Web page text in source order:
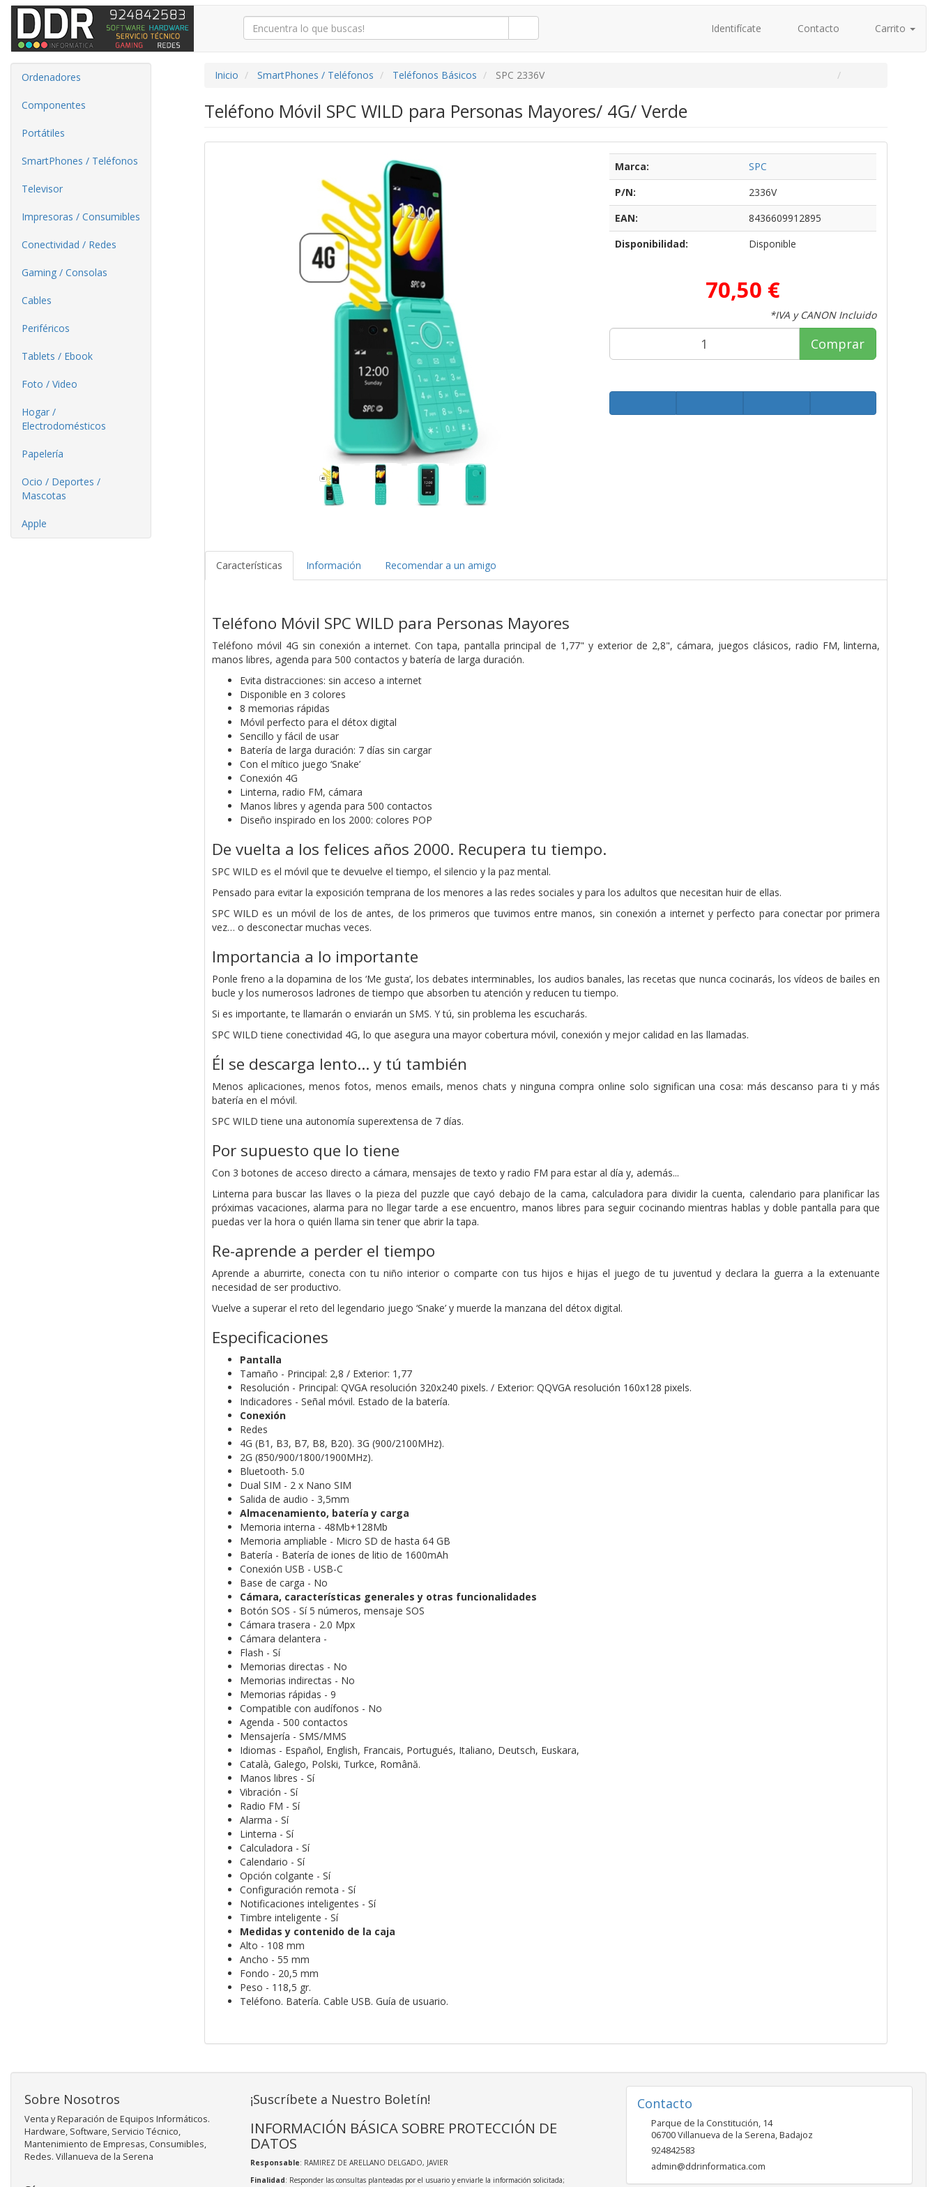
Identifícate Contacto Carrito
Ordenadores
Componentes
Portátiles
SmartPhones / Teléfonos
Televisor
Impresoras / Consumibles
Conectividad / Redes
Gaming / Consolas
Cables
Periféricos
Tablets / Ebook
Foto / Video
Hogar /
Electrodomésticos
Papelería
Ocio / Deportes /
Mascotas
Apple
Inicio SmartPhones / Teléfonos Teléfonos Básicos SPC 2336V
Teléfono Móvil SPC WILD para Personas Mayores/ 4G/ Verde
Marca:
SPC
P/N:
2336V
EAN:
8436609912895
Disponibilidad:
Disponible
70,50 €
*IVA y CANON Incluido
Comprar
Características Información Recomendar a un amigo
Teléfono Móvil SPC WILD para Personas Mayores
Teléfono móvil 4G sin conexión a internet. Con tapa, pantalla principal de 1,77" y exterior de 2,8", cámara, juegos clásicos, radio FM, linterna,
manos libres, agenda para 500 contactos y batería de larga duración.
Evita distracciones: sin acceso a internet
Disponible en 3 colores
8 memorias rápidas
Móvil perfecto para el détox digital
Sencillo y fácil de usar
Batería de larga duración: 7 días sin cargar
Con el mítico juego ‘Snake’
Conexión 4G
Linterna, radio FM, cámara
Manos libres y agenda para 500 contactos
Diseño inspirado en los 2000: colores POP
De vuelta a los felices años 2000. Recupera tu tiempo.
SPC WILD es el móvil que te devuelve el tiempo, el silencio y la paz mental.
Pensado para evitar la exposición temprana de los menores a las redes sociales y para los adultos que necesitan huir de ellas.
SPC WILD es un móvil de los de antes, de los primeros que tuvimos entre manos, sin conexión a internet y perfecto para conectar por primera
vez… o desconectar muchas veces.
Importancia a lo importante
Ponle freno a la dopamina de los ‘Me gusta’, los debates interminables, los audios banales, las recetas que nunca cocinarás, los vídeos de bailes en
bucle y los numerosos ladrones de tiempo que absorben tu atención y reducen tu tiempo.
Si es importante, te llamarán o enviarán un SMS. Y tú, sin problema les escucharás.
SPC WILD tiene conectividad 4G, lo que asegura una mayor cobertura móvil, conexión y mejor calidad en las llamadas.
Él se descarga lento… y tú también
Menos aplicaciones, menos fotos, menos emails, menos chats y ninguna compra online solo significan una cosa: más descanso para ti y más
batería en el móvil.
SPC WILD tiene una autonomía superextensa de 7 días.
Por supuesto que lo tiene
Con 3 botones de acceso directo a cámara, mensajes de texto y radio FM para estar al día y, además...
Linterna para buscar las llaves o la pieza del puzzle que cayó debajo de la cama, calculadora para dividir la cuenta, calendario para planificar las
próximas vacaciones, alarma para no llegar tarde a ese encuentro, manos libres para seguir cocinando mientras hablas y doble pantalla para que
puedas ver la hora o quién llama sin tener que abrir la tapa.
Re-aprende a perder el tiempo
Aprende a aburrirte, conecta con tu niño interior o comparte con tus hijos e hijas el juego de tu juventud y declara la guerra a la extenuante
necesidad de ser productivo.
Vuelve a superar el reto del legendario juego ‘Snake’ y muerde la manzana del détox digital.
Especificaciones
Pantalla
Tamaño - Principal: 2,8 / Exterior: 1,77
Resolución - Principal: QVGA resolución 320x240 pixels. / Exterior: QQVGA resolución 160x128 pixels.
Indicadores - Señal móvil. Estado de la batería.
Conexión
Redes
4G (B1, B3, B7, B8, B20). 3G (900/2100MHz).
2G (850/900/1800/1900MHz).
Bluetooth- 5.0
Dual SIM - 2 x Nano SIM
Salida de audio - 3,5mm
Almacenamiento, batería y carga
Memoria interna - 48Mb+128Mb
Memoria ampliable - Micro SD de hasta 64 GB
Batería - Batería de iones de litio de 1600mAh
Conexión USB - USB-C
Base de carga - No
Cámara, características generales y otras funcionalidades
Botón SOS - Sí 5 números, mensaje SOS
Cámara trasera - 2.0 Mpx
Cámara delantera -
Flash - Sí
Memorias directas - No
Memorias indirectas - No
Memorias rápidas - 9
Compatible con audífonos - No
Agenda - 500 contactos
Mensajería - SMS/MMS
Idiomas - Español, English, Francais, Portugués, Italiano, Deutsch, Euskara,
Català, Galego, Polski, Turkce, Română.
Manos libres - Sí
Vibración - Sí
Radio FM - Sí
Alarma - Sí
Linterna - Sí
Calculadora - Sí
Calendario - Sí
Opción colgante - Sí
Configuración remota - Sí
Notificaciones inteligentes - Sí
Timbre inteligente - Sí
Medidas y contenido de la caja
Alto - 108 mm
Ancho - 55 mm
Fondo - 20,5 mm
Peso - 118,5 gr.
Teléfono. Batería. Cable USB. Guía de usuario.
Sobre Nosotros
Venta y Reparación de Equipos Informáticos.
Hardware, Software, Servicio Técnico,
Mantenimiento de Empresas, Consumibles,
Redes. Villanueva de la Serena
¡Suscríbete a Nuestro Boletín!
INFORMACIÓN BÁSICA SOBRE PROTECCIÓN DE
DATOS
Responsable: RAMIREZ DE ARELLANO DELGADO, JAVIER
Finalidad: Responder las consultas planteadas por el usuario y enviarle la información solicitada;
Contacto
Parque de la Constitución, 14
06700Villanueva de la Serena,Badajoz
924842583
admin@ddrinformatica.com